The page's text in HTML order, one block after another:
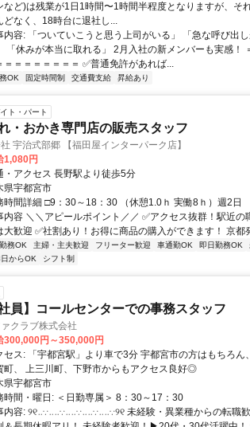
など)は残業が1日1時間〜1時間半程度となりますが、そ
どなく、18時台に退社し...
内容: 「ついていこうと思う上司がいる」 「急な呼び出
「休みが本当に取れる」 2月入社の新メンバーも実感！
＝＝＝＝＝＝＝＝ ✅普通免許があれば...
OK 固定時間制 交通費支給 昇給あり
ト・パート
・おかき専門店の販売スタッフ
宇治式部郷 【福田屋インターパーク店】
1,080円
・アクセス 長野駅より徒歩5分
県宇都宮市
時間詳細 □9：30～18：30 （休憩1.0ｈ 実働8ｈ）週2日
内容 ＼＼アピールポイント／／ ✅アクセス抜群！駅近
大歓迎 ✅社割あり！お得に商品の購入ができます！ 京
務OK 主婦・主夫歓迎 フリーター歓迎 車通勤OK 即日勤務OK
からOK
シフト制
社員】コールセンターでの事務スタッフ
クラブ株式会社
300,000円～350,000円
分 宇都宮市の方はもちろん、 鹿沼市、壬生町、
町、 上三川町、下野市からもアクセス良好◎
県宇都宮市
時間・曜日: ＜日勤専属＞ 8：30～17：30
内容: ୨୧‥∵‥‥∵‥‥∵‥‥∵‥‥∵୨୧ 未経験・異業種からの転職